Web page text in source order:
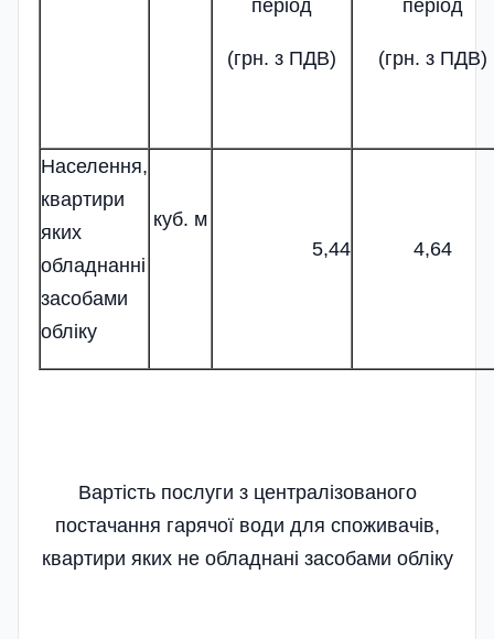
період
(грн. з ПДВ)
період
(грн. з ПДВ)
Населення,
квартири
яких
обладнанні
засобами
обліку
куб. м
5,44
4,64
Вартість послуги з централізованого
постачання гарячої води для споживачів,
квартири яких не обладнані засобами обліку